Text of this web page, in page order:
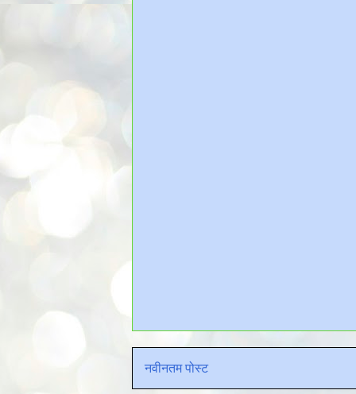
नवीनतम पोस्ट